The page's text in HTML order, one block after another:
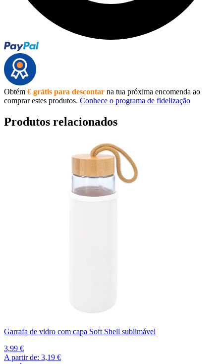
Obtém € grátis para descontar na tua próxima encomenda ao
comprar estes produtos. Conhece o programa de fidelização
Produtos relacionados
Garrafa de vidro com capa Soft Shell sublimável
3,99 €
A partir de: 3,19 €